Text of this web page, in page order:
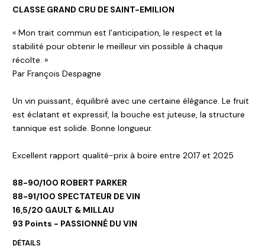
CLASSE GRAND CRU DE SAINT-EMILION
« Mon trait commun est l’anticipation, le respect et la
stabilité pour obtenir le meilleur vin possible à chaque
récolte. »
Par François Despagne
Un vin puissant, équilibré avec une certaine élégance. Le fruit
est éclatant et expressif, la bouche est juteuse, la structure
tannique est solide. Bonne longueur.
Excellent rapport qualité-prix à boire entre 2017 et 2025
88-90/100 ROBERT PARKER
88-91/100 SPECTATEUR DE VIN
16,5/20 GAULT & MILLAU
93 Points - PASSIONNÉ DU VIN
DÉTAILS